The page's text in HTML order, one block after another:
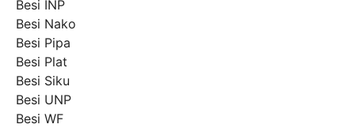
Besi INP
Besi Nako
Besi Pipa
Besi Plat
Besi Siku
Besi UNP
Besi WF